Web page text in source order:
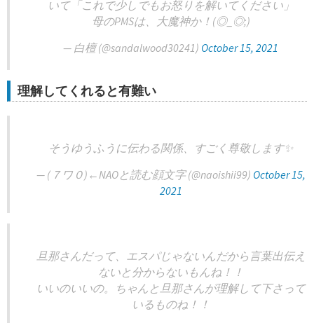
いて「これで少しでもお怒りを解いてください」
母のPMSは、大魔神か！(◎_◎;)
— 白檀 (@sandalwood30241) October 15, 2021
理解してくれると有難い
そうゆうふうに伝わる関係、すごく尊敬します✨
— (７ワ０)←NAOと読む顔文字 (@naoishii99) October 15,
2021
旦那さんだって、エスパじゃないんだから言葉出伝え
ないと分からないもんね！！
いいのいいの。ちゃんと旦那さんが理解して下さって
いるものね！！